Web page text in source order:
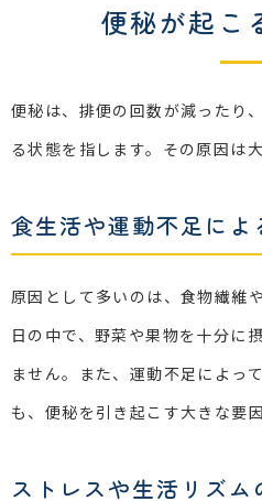
便秘が起こ
便秘は、排便の回数が減ったり
る状態を指します。その原因は
食生活や運動不足によ
原因として多いのは、食物繊維
日の中で、野菜や果物を十分に
ません。また、運動不足によっ
も、便秘を引き起こす大きな要
ストレスや生活リズム